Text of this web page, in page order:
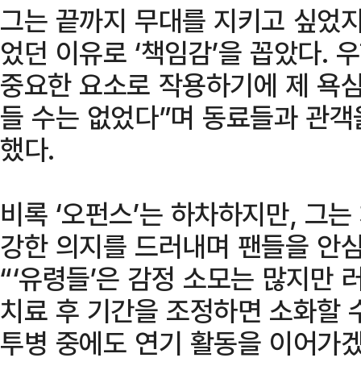
그는 끝까지 무대를 지키고 싶었
었던 이유로 ‘책임감’을 꼽았다.
중요한 요소로 작용하기에 제 욕
들 수는 없었다”며 동료들과 관
했다.
비록 ‘오펀스’는 하차하지만, 그
강한 의지를 드러내며 팬들을 안
“‘유령들’은 감정 소모는 많지만
치료 후 기간을 조정하면 소화할
투병 중에도 연기 활동을 이어가